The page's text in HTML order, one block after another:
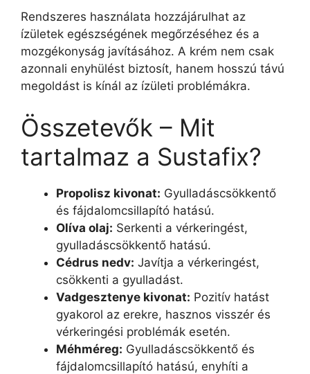
Rendszeres használata hozzájárulhat az
ízületek egészségének megőrzéséhez és a
mozgékonyság javításához. A krém nem csak
azonnali enyhülést biztosít, hanem hosszú távú
megoldást is kínál az ízületi problémákra.
Összetevők – Mit
tartalmaz a Sustafix?
Propolisz kivonat: Gyulladáscsökkentő
és fájdalomcsillapító hatású.
Olíva olaj: Serkenti a vérkeringést,
gyulladáscsökkentő hatású.
Cédrus nedv: Javítja a vérkeringést,
csökkenti a gyulladást.
Vadgesztenye kivonat: Pozitív hatást
gyakorol az erekre, hasznos visszér és
vérkeringési problémák esetén.
Méhméreg: Gyulladáscsökkentő és
fájdalomcsillapító hatású, enyhíti a